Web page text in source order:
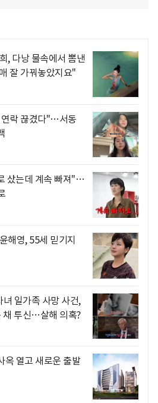
, 다낭 물속에서 뽐낸
잘 가꿔놓았지요"
연락 끊겼다"…서동
샀는데 계속 빠져"…
해영, 55세 믿기지
일가족 사망 사건,
채 투신…살해 의혹?
옥 열고 새로운 출발